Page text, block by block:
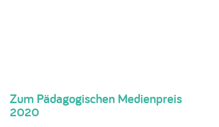
Zum Pädagogischen Medienpreis
2020